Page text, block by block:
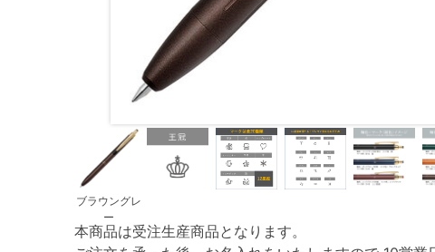
ブラウングレ
ー
本商品は受注生産商品となります。